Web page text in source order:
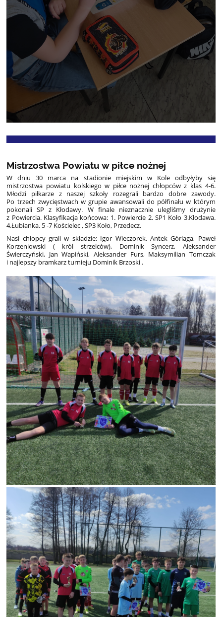
Mistrzostwa Powiatu w piłce nożnej
W dniu 30 marca na stadionie miejskim w Kole odbyłyby się
mistrzostwa powiatu kolskiego w piłce nożnej chłopców z klas 4-6.
Młodzi piłkarze z naszej szkoły rozegrali bardzo dobre zawody.
Po trzech zwycięstwach w grupie awansowali do półfinału w którym
pokonali SP z Kłodawy. W finale nieznacznie ulegliśmy drużynie
z Powiercia. Klasyfikacja końcowa: 1. Powiercie 2. SP1 Koło 3.Kłodawa.
4.Łubianka. 5 -7 Kościelec , SP3 Koło, Przedecz.
Nasi chłopcy grali w składzie: Igor Wieczorek, Antek Górlaga, Paweł
Korzeniowski ( król strzelców), Dominik Syncerz, Aleksander
Świerczyński, Jan Wapiński, Aleksander Furs, Maksymilian Tomczak
i najlepszy bramkarz turnieju Dominik Brzoski .